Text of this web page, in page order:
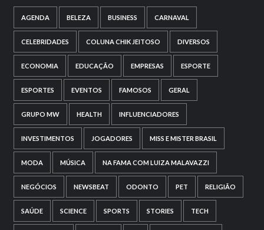
AGENDA BELEZA BUSINESS CARNAVAL
CELEBRIDADES COLUNA CHIK JEITOSO DIVERSOS
ECONOMIA EDUCAÇÃO EMPRESAS ESPORTE
ESPORTES EVENTOS FAMOSOS GERAL
GRUPO MW HEALTH INFLUENCIADORES
INVESTIMENTOS JOGADORES MISS E MISTER BRASIL
MODA MÚSICA NA FAMA COM LUIZA MALAVAZZI
NEGÓCIOS NEWSBEAT ODONTO PET RELIGIÃO
SAÚDE SCIENCE SPORTS STORIES TECH